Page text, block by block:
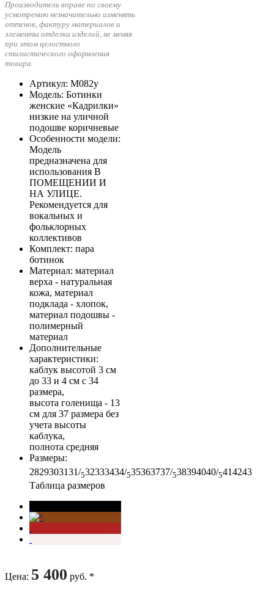
Производитель вправе по своему
усмотрению незначительно изменять
оттенок, фактуру материалов и
элементы отделки изделий, не меняя
при этом целостного
стилистического оформления
товара.
Артикул: М082у
Модель: Ботинки
женские «Кадрилки»
низкие на уличной
подошве коричневые
Особенности модели:
Модель
предназначена для
использования В
ПОМЕЩЕНИИ И
НА УЛИЦЕ.
Рекомендуется для
вокальных и
фольклорных
коллективов
Комплект: пара
ботинок
Материал: материал
верха - натуральная
кожа, материал
подклада - хлопок,
материал подошвы -
полимерный
материал
Дополнительные
характеристики:
каблук высотой 3 см
до 33 и 4 см с 34
размера,
высота голенища - 13
см для 37 размера без
учета высоты
каблука,
полнота средняя
Размеры:
2829303131/532333434/535363737/538394040/5414243
Таблица размеров
Цена: 5 400 руб. *